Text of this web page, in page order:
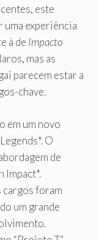
este
experiência
à de Impacto
mas as
parecem estar a
chave.
em um novo
O
de
Impact*.
cargos foram
um grande